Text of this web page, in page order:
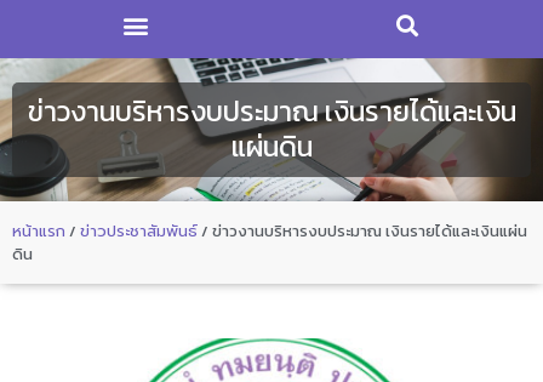
ข่าวงานบริหารงบประมาณ เงินรายได้และเงิน
แผ่นดิน
หน้าแรก / ข่าวประชาสัมพันธ์/ ข่าวงานบริหารงบประมาณ เงินรายได้และเงินแผ่น
ดิน